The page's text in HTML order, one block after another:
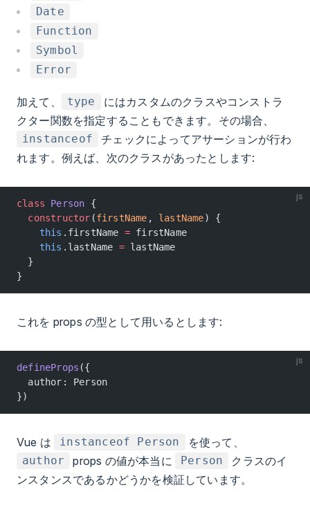
Date
Function
Symbol
Error
加えて、 type
にはカスタムのクラスやコンストラ
クター関数を指定することもできます。その場合、
instanceof
チェックによってアサーションが行わ
れます。例えば、次のクラスがあったとします:
js
class Person {
  constructor
(firstName , lastName) {
    this
.firstName = firstName
    this
.lastName = lastName
  }
}
これを props の型として用いるとします:
js
defineProps ({
  author: Person
})
Vue は instanceof Person を使って、
author props の値が本当に Person
クラスのイ
ンスタンスであるかどうかを検証しています。